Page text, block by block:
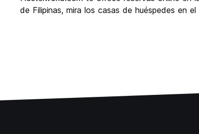
de Filipinas, mira los casas de huéspedes en